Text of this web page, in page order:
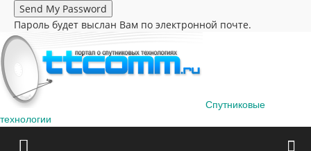
Пароль будет выслан Вам по электронной почте.
Спутниковые
технологии